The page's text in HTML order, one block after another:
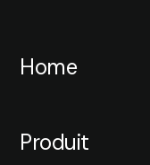
Home
Produit